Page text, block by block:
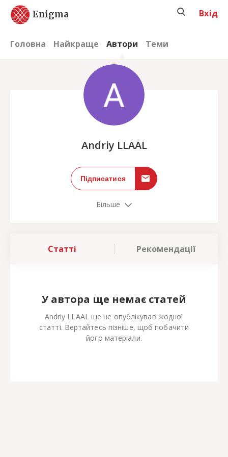
Enigma
Головна Найкраще Автори Теми
Вхід
Andriy LLAAL
Підписатися
Більше
Статті Рекомендації
У автора ще немає статей
Andriy LLAAL ще не опублікував жодної
статті. Вертайтесь пізніше, щоб побачити
його матеріали.